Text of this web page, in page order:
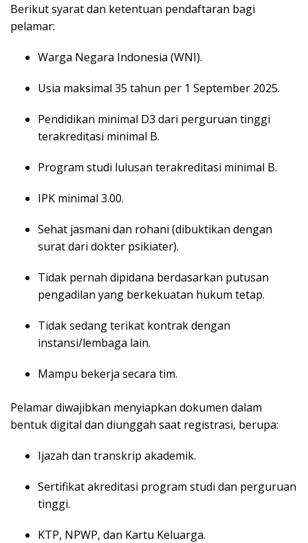
Berikut syarat dan ketentuan pendaftaran bagi
pelamar:
Warga Negara Indonesia (WNI).
Usia maksimal 35 tahun per 1 September 2025.
Pendidikan minimal D3 dari perguruan tinggi
terakreditasi minimal B.
Program studi lulusan terakreditasi minimal B.
IPK minimal 3.00.
Sehat jasmani dan rohani (dibuktikan dengan
surat dari dokter psikiater).
Tidak pernah dipidana berdasarkan putusan
pengadilan yang berkekuatan hukum tetap.
Tidak sedang terikat kontrak dengan
instansi/lembaga lain.
Mampu bekerja secara tim.
Pelamar diwajibkan menyiapkan dokumen dalam
bentuk digital dan diunggah saat registrasi, berupa:
Ijazah dan transkrip akademik.
Sertifikat akreditasi program studi dan perguruan
tinggi.
KTP, NPWP, dan Kartu Keluarga.